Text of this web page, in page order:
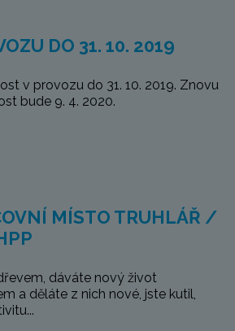
DO 31. 10. 2019
v provozu do 31. 10. 2019. Znovu
bude 9. 4. 2020.
MÍSTO TRUHLÁŘ /
dáváte nový život
a děláte z nich nové, jste kutil,